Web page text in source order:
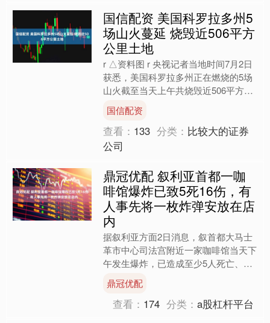
国信配资 美国科罗拉多州5
场山火蔓延 烧毁近506平方
公里土地
r △资料图 r 央视记者当地时间7月2日
获悉，美国科罗拉多州正在燃烧的5场
山火截至当天上午共烧毁近506平方公
里土地，面积接近科罗拉多斯普林斯
市。 r 其中，....
国信配资
查看： 133 分类： 比较大的证券
公司
鼎冠优配 叙利亚首都一咖
啡馆爆炸已致5死16伤，有
人事先将一枚炸弹安放在店
内
据叙利亚方面2日消息，叙首都大马士
革市中心司法宫附近一家咖啡馆当天下
午发生爆炸，已造成至少5人死亡、16
安放在咖啡馆里，对这起....
鼎冠优配
查看： 174 分类：a股杠杆平台